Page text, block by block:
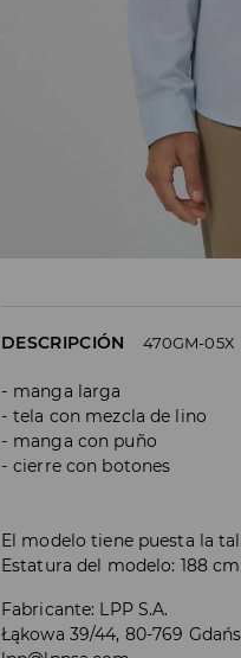
DESCRIPCIÓN 470GM-05X
manga larga
tela con mezcla de lino
manga con puño
cierre con botones
El modelo tiene puesta la
Estatura del modelo: 188 cm
Fabricante: LPP S.A.
Łąkowa 39/44, 80-769